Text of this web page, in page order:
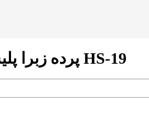
پرده زبرا پلیسه طرح گردینت رنگ کالباسی کد HS-19